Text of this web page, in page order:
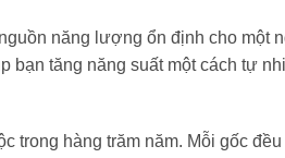
năng lượng ổn định cho một
bạn tăng năng suất một cách tự
trong hàng trăm năm. Mỗi gốc